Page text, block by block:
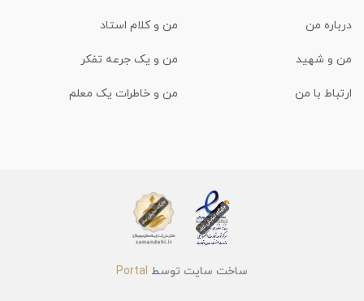
درباره من من و کلام استاد
من و شهید من و یک جرعه تفکر
ارتباط با من من و خاطرات یک معلم
ساخت سایت توسط Portal